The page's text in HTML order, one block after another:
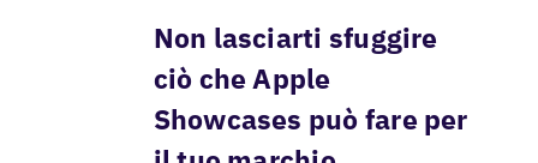
Non lasciarti sfuggire
ciò che Apple
Showcases può fare per